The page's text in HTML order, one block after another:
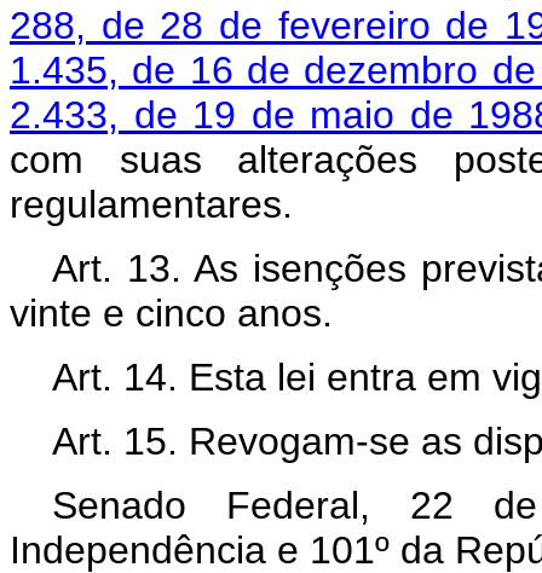
288, de 28 de fevereiro de
1.435, de 16 de dezembro
2.433, de 19 de maio de
com suas alterações
regulamentares.
Art. 13. As isenções
vinte e cinco anos.
Art. 14. Esta lei entra em
Art. 15. Revogam-se as
Senado Federal, 22
Independência e 101º da